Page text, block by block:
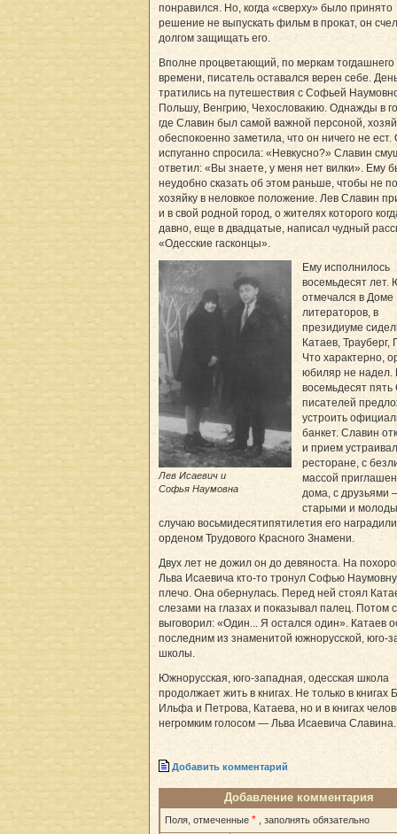
понравился. Но, когда «сверху» было принято
решение не выпускать фильм в прокат, он
долгом защищать его.
Вполне процветающий, по меркам тогдашнего
времени, писатель оставался верен себе.
тратились на путешествия с Софьей
Польшу, Венгрию, Чехословакию. Однажды в
где Славин был самой важной персоной,
обеспокоенно заметила, что он ничего не ест.
испуганно спросила: «Невкусно?» Славин
ответил: «Вы знаете, у меня нет вилки». Ему
неудобно сказать об этом раньше, чтобы не
хозяйку в неловкое положение. Лев Славин
и в свой родной город, о жителях которого
давно, еще в двадцатые, написал чудный
«Одесские гасконцы».
Лев Исаевич и
Софья Наумовна
Ему исполнилось
восемьдесят лет.
отмечался в Доме
литераторов, в
президиуме
Катаев, Трауберг,
Что характерно,
юбиляр не надел.
восемьдесят
писателей
устроить
банкет. Славин
и прием
ресторане, с
массой
дома, с друзьями
старыми и
случаю восьмидесятипятилетия его наградили
орденом Трудового Красного Знамени.
Двух лет не дожил он до девяноста. На
Льва Исаевича кто-то тронул Софью
плечо. Она обернулась. Перед ней стоял
слезами на глазах и показывал палец. Потом
выговорил: «Один... Я остался один». Катаев
последним из знаменитой южнорусской, юго-
школы.
Южнорусская, юго-западная, одесская школа
продолжает жить в книгах. Не только в книгах
Ильфа и Петрова, Катаева, но и в книгах
негромким голосом — Льва Исаевича Славина.
Добавить комментарий
Добавление комментария
Поля, отмеченные * , заполнять обязательно